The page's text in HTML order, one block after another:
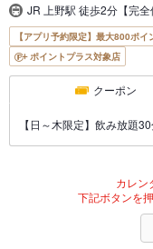
JR 上野駅 徒歩2分【完
【アプリ予約限定】最大800ポ
ポイントプラス対象店
クーポン
【日～木限定】飲み放題
カレン
下記ボタンを